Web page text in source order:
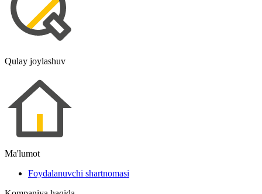
Qulay joylashuv
Ma'lumot
Foydalanuvchi shartnomasi